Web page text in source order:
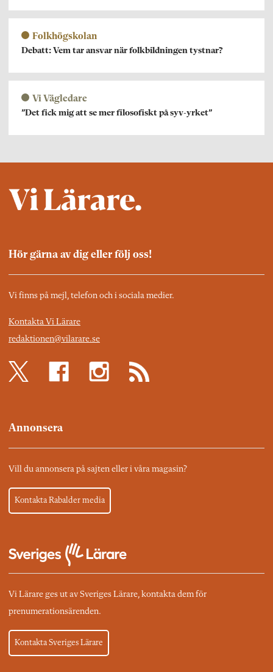
Folkhögskolan
Debatt: Vem tar ansvar när folkbildningen tystnar?
Vi Vägledare
”Det fick mig att se mer filosofiskt på syv-yrket”
Hör gärna av dig eller följ oss!
Vi finns på mejl, telefon och i sociala medier.
Kontakta Vi Lärare
redaktionen@vilarare.se
Annonsera
Vill du annonsera på sajten eller i våra magasin?
Kontakta Rabalder media
Vi Lärare ges ut av Sveriges Lärare, kontakta dem för
prenumerationsärenden.
Kontakta Sveriges Lärare